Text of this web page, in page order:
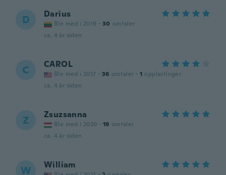
D Darius
Ble med i 2019 · 30 omtaler
ca. 4 år siden
C CAROL
Ble med i 2017 · 36 omtaler · 1 opplastinger
ca. 4 år siden
Z Zsuzsanna
Ble med i 2020 · 19 omtaler
ca. 4 år siden
W William